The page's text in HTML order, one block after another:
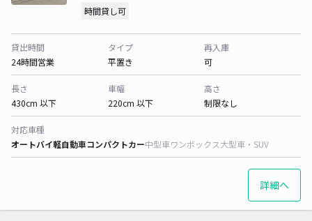
時間貸し可
貸出時間
24時間営業
タイプ
平置き
再入庫
可
長さ
430cm 以下
車幅
220cm 以下
高さ
制限なし
対応車種
オートバイ軽自動車コンパクトカー中型車ワンボックス大型車・SUV
詳細へ